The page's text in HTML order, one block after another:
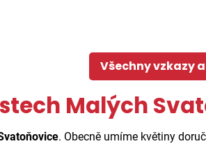
Všechny vzkazy
Malých
. Obecně umíme květiny